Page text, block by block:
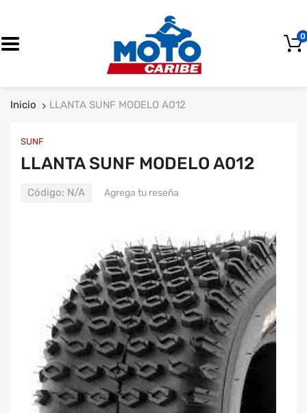
FP
0
Inicio LLANTA SUNF MODELO A012
SUNF
LLANTA SUNF MODELO A012
Código: N/A Agrega tu reseña